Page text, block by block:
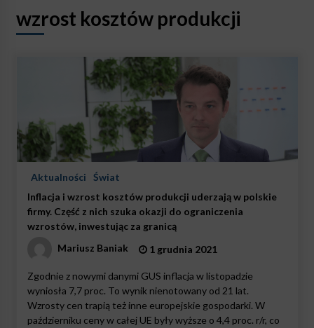
wzrost kosztów produkcji
Aktualności
Świat
Inflacja i wzrost kosztów produkcji uderzają w polskie
firmy. Część z nich szuka okazji do ograniczenia
wzrostów, inwestując za granicą
Mariusz Baniak
1 grudnia 2021
Zgodnie z nowymi danymi GUS inflacja w listopadzie
wyniosła 7,7 proc. To wynik nienotowany od 21 lat.
Wzrosty cen trapią też inne europejskie gospodarki. W
październiku ceny w całej UE były wyższe o 4,4 proc. r/r, co